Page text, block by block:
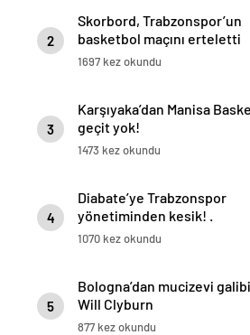
2
Skorbord, Trabzonspor’un
basketbol maçını erteletti
1697 kez okundu
3
Karşıyaka’dan Manisa
geçit yok!
1473 kez okundu
4
Diabate’ye Trabzonspor
yönetiminden kesik! .
1070 kez okundu
5
Bologna’dan mucizevi
Will Clyburn
877 kez okundu